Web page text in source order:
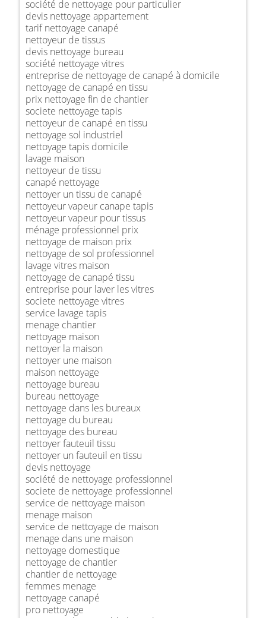
société de nettoyage pour particulier
devis nettoyage appartement
tarif nettoyage canapé
nettoyeur de tissus
devis nettoyage bureau
société nettoyage vitres
entreprise de nettoyage de canapé à domicile
nettoyage de canapé en tissu
prix nettoyage fin de chantier
societe nettoyage tapis
nettoyeur de canapé en tissu
nettoyage sol industriel
nettoyage tapis domicile
lavage maison
nettoyeur de tissu
canapé nettoyage
nettoyer un tissu de canapé
nettoyeur vapeur canape tapis
nettoyeur vapeur pour tissus
ménage professionnel prix
nettoyage de maison prix
nettoyage de sol professionnel
lavage vitres maison
nettoyage de canapé tissu
entreprise pour laver les vitres
societe nettoyage vitres
service lavage tapis
menage chantier
nettoyage maison
nettoyer la maison
nettoyer une maison
maison nettoyage
nettoyage bureau
bureau nettoyage
nettoyage dans les bureaux
nettoyage du bureau
nettoyage des bureau
nettoyer fauteuil tissu
nettoyer un fauteuil en tissu
devis nettoyage
société de nettoyage professionnel
societe de nettoyage professionnel
service de nettoyage maison
menage maison
service de nettoyage de maison
menage dans une maison
nettoyage domestique
nettoyage de chantier
chantier de nettoyage
femmes menage
nettoyage canapé
pro nettoyage